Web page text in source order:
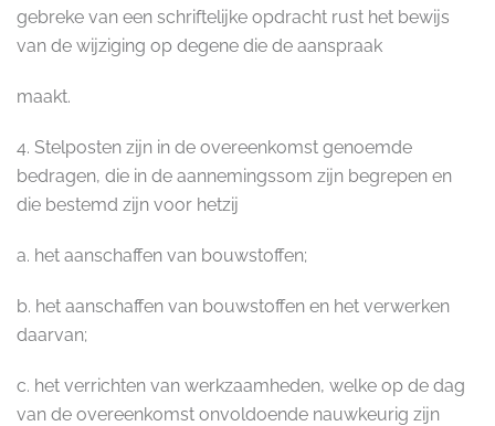
gebreke van een schriftelijke opdracht rust het bewijs
van de wijziging op degene die de aanspraak
maakt.
4. Stelposten zijn in de overeenkomst genoemde
bedragen, die in de aannemingssom zijn begrepen en
die bestemd zijn voor hetzij
a. het aanschaffen van bouwstoffen;
b. het aanschaffen van bouwstoffen en het verwerken
daarvan;
c. het verrichten van werkzaamheden, welke op de dag
van de overeenkomst onvoldoende nauwkeurig zijn